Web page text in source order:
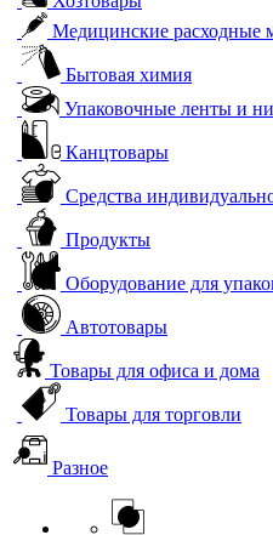
Медицинские расходные
Бытовая химия
Упаковочные ленты и
Канцтовары
Средства
Продукты
Оборудование для
Автотовары
Товары для офиса и дома
Товары для торговли
Разное